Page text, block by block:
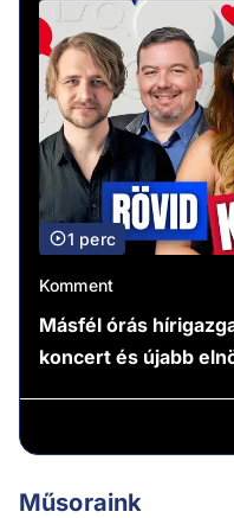
1 perc
Komment
Másfél órás
koncert és újabb
Műsoraink